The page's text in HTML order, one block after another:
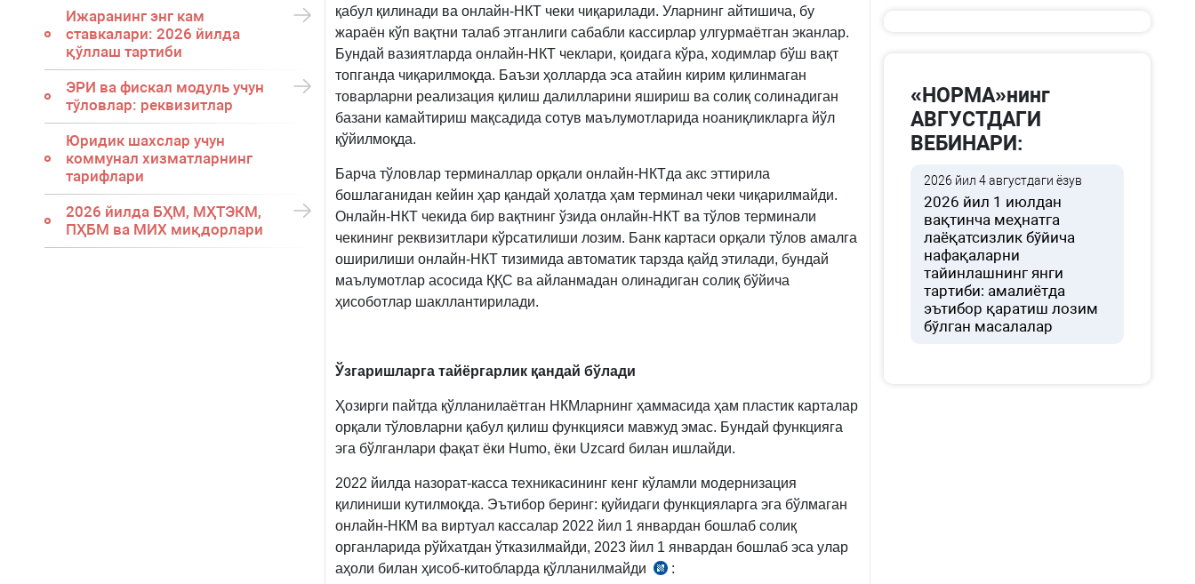
Ижаранинг энг кам
ставкалари: 2026 йилда
қўллаш тартиби
ЭРИ ва фискал модуль учун
тўловлар: реквизитлар
Юридик шахслар учун
коммунал хизматларнинг
тарифлари
2026 йилда БҲМ, МҲТЭКМ,
ПҲБМ ва МИХ миқдорлари
қабул қилинади ва онлайн-НКТ чеки чиқарилади. Уларнинг айтишича, бу
жараён кўп вақтни талаб этганлиги сабабли кассирлар улгурмаётган эканлар.
Бундай вазиятларда онлайн-НКТ чеклари, қоидага кўра, ходимлар бўш вақт
топганда чиқарилмоқда. Баъзи ҳолларда эса атайин кирим қилинмаган
товарларни реализация қилиш далилларини яшириш ва солиқ солинадиган
базани камайтириш мақсадида сотув маълумотларида ноаниқликларга йўл
қўйилмоқда.
Барча тўловлар терминаллар орқали онлайн-НКТда акс эттирила
бошлаганидан кейин ҳар қандай ҳолатда ҳам терминал чеки чиқарилмайди.
Онлайн-НКТ чекида бир вақтнинг ўзида онлайн-НКТ ва тўлов терминали
чекининг реквизитлари кўрсатилиши лозим. Банк картаси орқали тўлов амалга
оширилиши онлайн-НКТ тизимида автоматик тарзда қайд этилади, бундай
маълумотлар асосида ҚҚС ва айланмадан олинадиган солиқ бўйича
ҳисоботлар шакллантирилади.
Ўзгаришларга тайёргарлик қандай бўлади
Ҳозирги пайтда қўлланилаётган НКМларнинг ҳаммасида ҳам пластик карталар
орқали тўловларни қабул қилиш функцияси мавжуд эмас. Бундай функцияга
эга бўлганлари фақат ёки Humo, ёки Uzcard билан ишлайди.
2022 йилда назорат-касса техникасининг кенг кўламли модернизация
қилиниши кутилмоқда. Эътибор беринг: қуйидаги функцияларга эга бўлмаган
онлайн-НКМ ва виртуал кассалар 2022 йил 1 январдан бошлаб солиқ
органларида рўйхатдан ўтказилмайди, 2023 йил 1 январдан бошлаб эса улар
аҳоли билан ҳисоб-китобларда қўлланилмайди
4.10.2021
:
«НОРМА»нинг
АВГУСТДАГИ
ВЕБИНАРИ:
2026 йил 4 августдаги ёзув
2026 йил 1 июлдан
вақтинча меҳнатга
лаёқатсизлик бўйича
нафақаларни
тайинлашнинг янги
тартиби: амалиётда
эътибор қаратиш лозим
бўлган масалалар